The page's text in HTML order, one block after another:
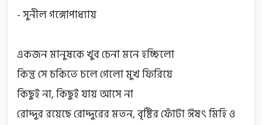
- সুনীল গঙ্গোপাধ্যায়
একজন মানুষকে খুব চেনা মনে হচ্ছিলো
কিন্তু সে চকিতে চলে গেলো মুখ ফিরিয়ে
কিছুই না, কিছুই যায় আসে না
রোদ্দুর রয়েছে রোদ্দুরের মতন, বৃষ্টির ফোঁটা ঈষৎ মিহি ও